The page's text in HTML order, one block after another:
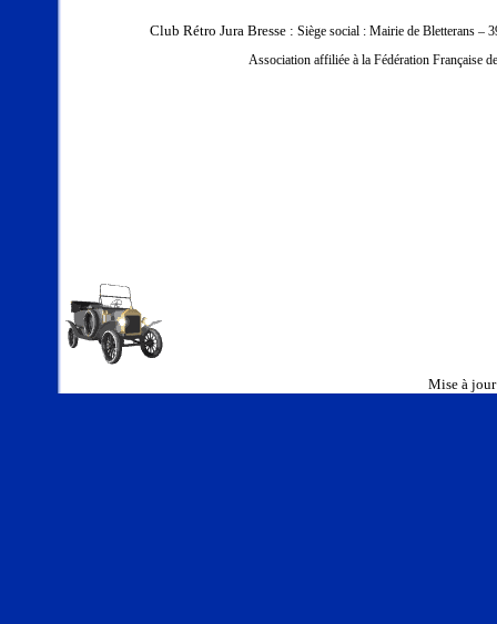
Club Rétro Jura Bresse : Siège social : Mairie de Bletterans –
Association affiliée à la Fédération Française
Mise à